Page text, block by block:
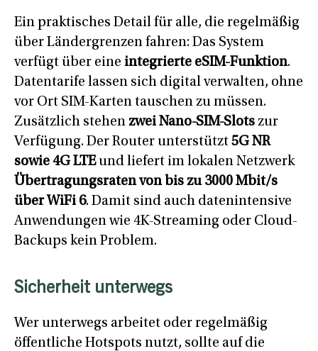
Ein praktisches Detail für alle, die regelmäßig
über Ländergrenzen fahren: Das System
verfügt über eine integrierte eSIM-Funktion.
Datentarife lassen sich digital verwalten, ohne
vor Ort SIM-Karten tauschen zu müssen.
Zusätzlich stehen zwei Nano-SIM-Slots zur
Verfügung. Der Router unterstützt 5G NR
sowie 4G LTEund liefert im lokalen Netzwerk
Übertragungsraten von bis zu 3000 Mbit/s
über WiFi 6. Damit sind auch datenintensive
Anwendungen wie 4K-Streaming oder Cloud-
Backups kein Problem.
Sicherheit unterwegs
Wer unterwegs arbeitet oder regelmäßig
öffentliche Hotspots nutzt, sollte auf die